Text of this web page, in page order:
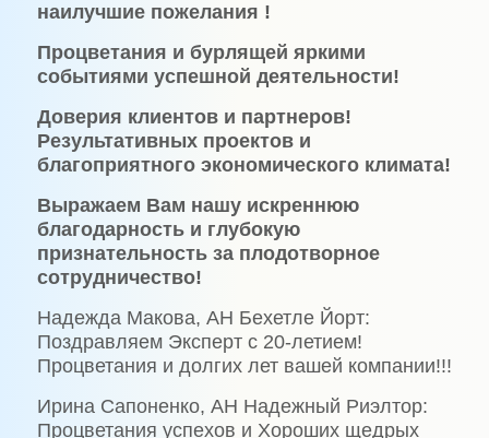
наилучшие пожелания !
Процветания и бурлящей яркими
событиями успешной деятельности!
Доверия клиентов и партнеров!
Результативных проектов и
благоприятного экономического климата!
Выражаем Вам нашу искреннюю
благодарность и глубокую
признательность за плодотворное
сотрудничество!
Надежда Макова, АН Бехетле Йорт:
Поздравляем Эксперт с 20-летием!
Процветания и долгих лет вашей компании!!!
Ирина Сапоненко, АН Надежный Риэлтор:
Процветания успехов и Хороших щедрых